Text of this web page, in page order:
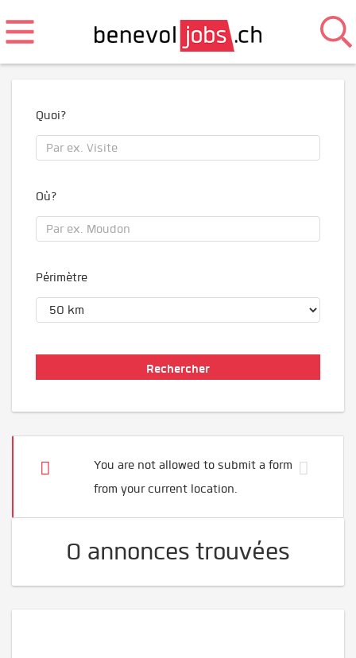
Quoi?
Où?
Périmètre
You are not allowed to submit a form
from your current location.
0 annonces trouvées